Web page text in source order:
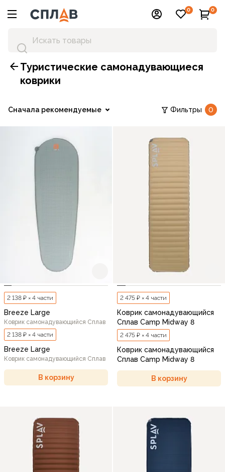
0 0
Туристические самонадувающиеся
коврики
Сначала рекомендуемые Фильтры 0
2 138 ₽ × 4 части
Breeze Large
Коврик самонадувающийся Сплав
2 138 ₽ × 4 части
Breeze Large
Коврик самонадувающийся Сплав
В корзину
2 475 ₽ × 4 части
Коврик самонадувающийся
Сплав Camp Midway 8
2 475 ₽ × 4 части
Коврик самонадувающийся
Сплав Camp Midway 8
В корзину